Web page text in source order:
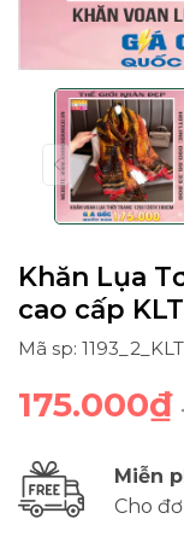
Khăn Lụa
cao cấp
Mã sp:
175.000₫
Miễn
Cho